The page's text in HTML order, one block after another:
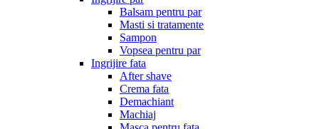
Balsam pentru par
Masti si tratamente
Sampon
Vopsea pentru par
Ingrijire fata
After shave
Crema fata
Demachiant
Machiaj